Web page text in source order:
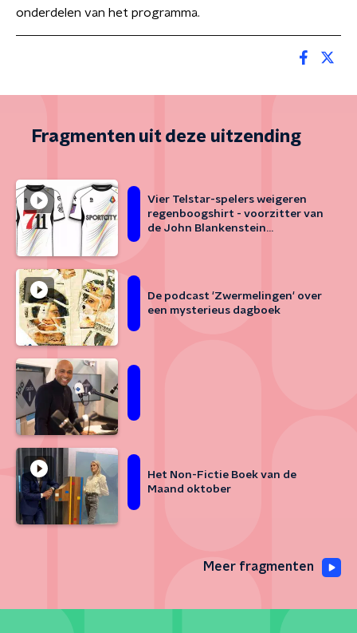
onderdelen van het programma.
Fragmenten uit deze uitzending
Vier Telstar-spelers weigeren
regenboogshirt - voorzitter van
de John Blankenstein
De podcast 'Zwermelingen' over
een mysterieus dagboek
Het Non-Fictie Boek van de
Maand oktober
Meer fragmenten